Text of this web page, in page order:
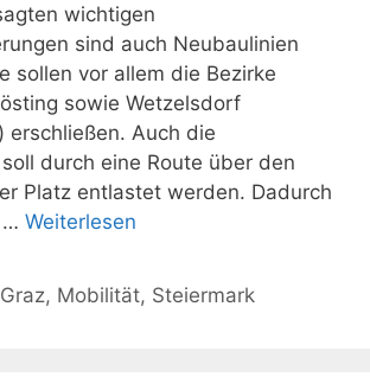
wichtigen
sind auch Neubaulinien
sollen vor allem die Bezirke
sowie Wetzelsdorf
erschließen. Auch die
durch eine Route über den
Platz entlastet werden. Dadurch
… Weiterlesen
Graz, Mobilität, Steiermark